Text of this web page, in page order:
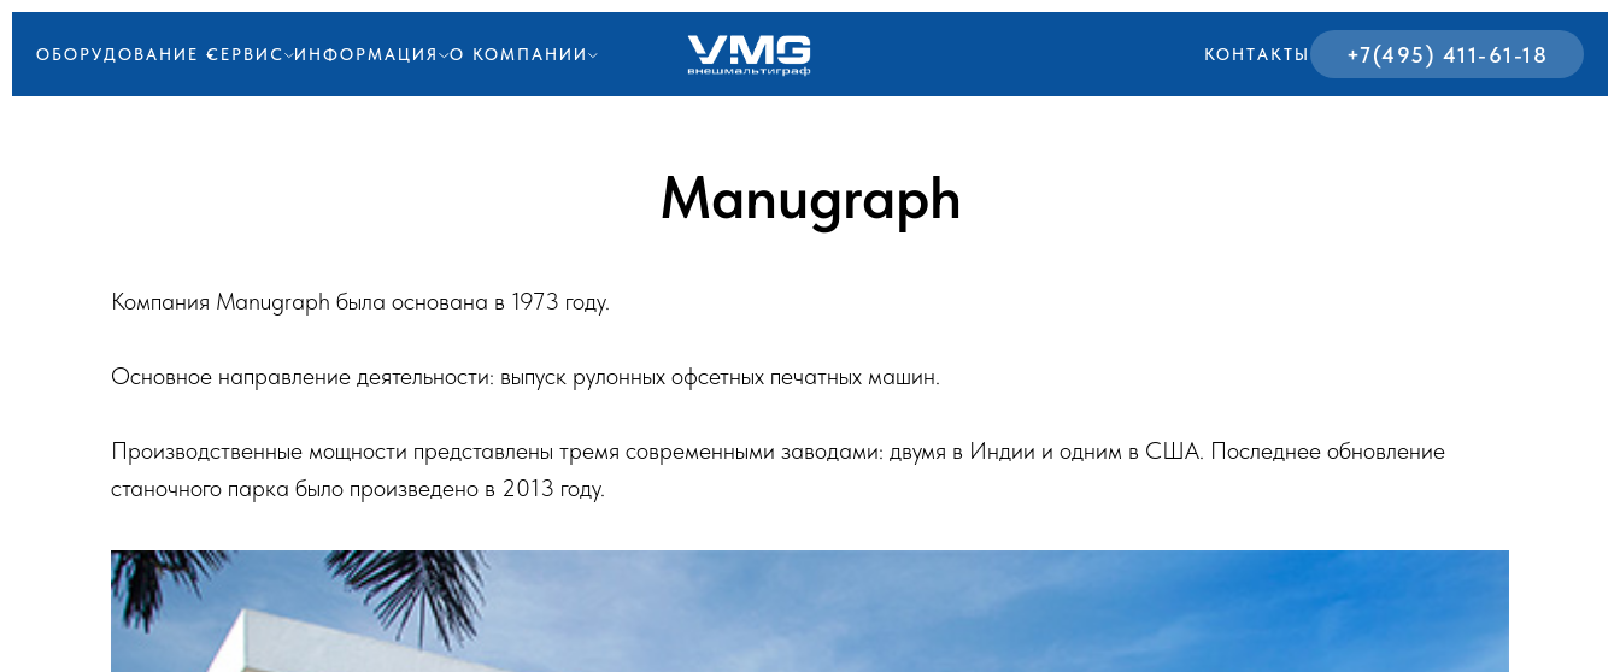
ОБОРУДОВАНИЕ СЕРВИС ИНФОРМАЦИЯ О КОМПАНИИ КОНТАКТЫ +7(495) 411-61-18
Manugraph
Компания Manugraph была основана в 1973 году.
Основное направление деятельности: выпуск рулонных офсетных печатных машин.
Производственные мощности представлены тремя современными заводами: двумя в Индии и одним в США. Последнее обновление
станочного парка было произведено в 2013 году.